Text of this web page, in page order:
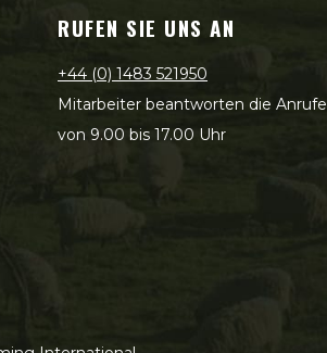
RUFEN SIE UNS AN
+44 (0) 1483 521950
Mitarbeiter beantworten die Anrufe
von 9.00 bis 17.00 Uhr